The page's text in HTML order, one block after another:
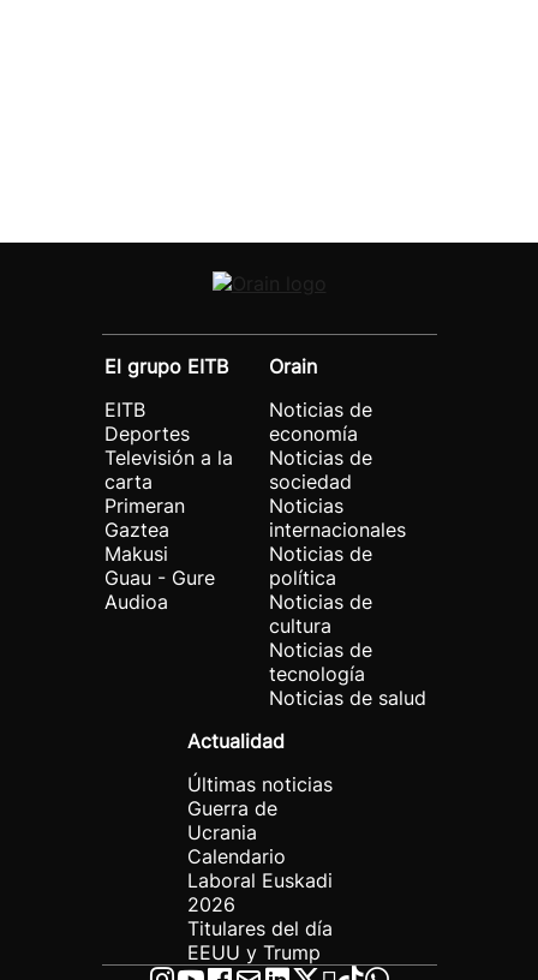
El grupo EITB
EITB
Deportes
Televisión a la
carta
Primeran
Gaztea
Makusi
Guau - Gure
Audioa
Orain
Noticias de
economía
Noticias de
sociedad
Noticias
internacionales
Noticias de
política
Noticias de
cultura
Noticias de
tecnología
Noticias de salud
Actualidad
Últimas noticias
Guerra de
Ucrania
Calendario
Laboral Euskadi
2026
Titulares del día
EEUU y Trump